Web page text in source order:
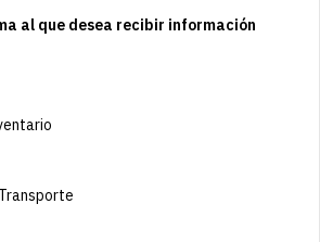
al que desea recibir información